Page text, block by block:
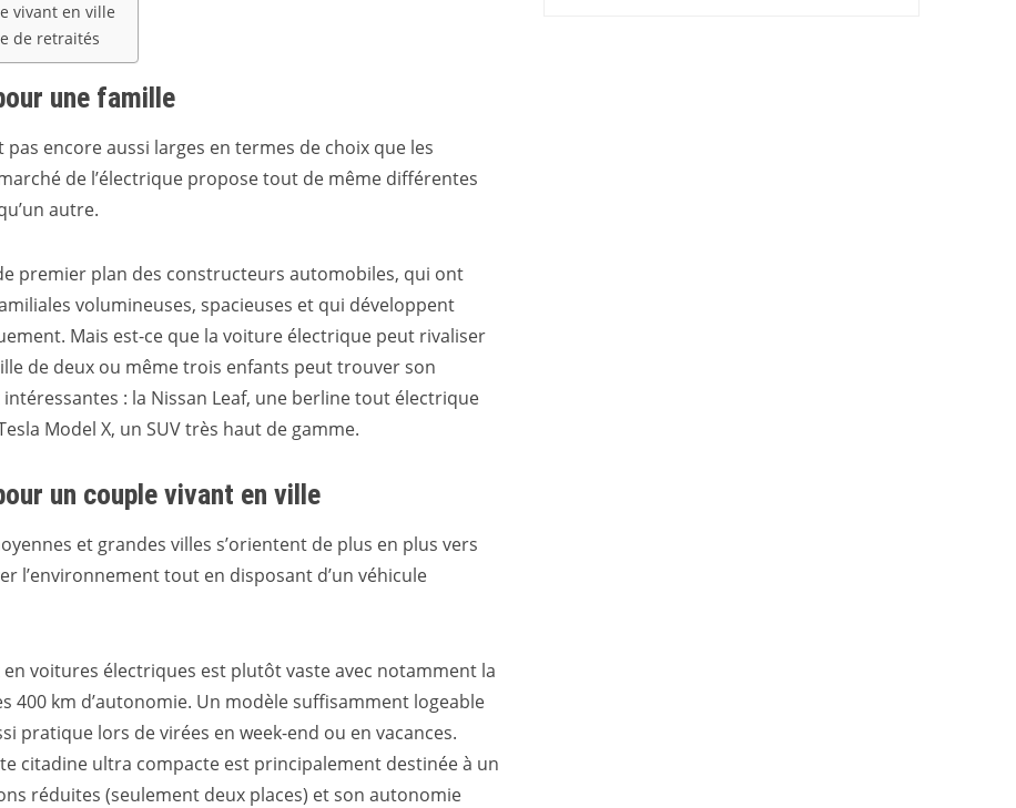
vivant en ville
de retraités
une famille
encore aussi larges en termes de choix que les
de l’électrique propose tout de même différentes
autre.
premier plan des constructeurs automobiles, qui ont
volumineuses, spacieuses et qui développent
Mais est-ce que la voiture électrique peut rivaliser
de deux ou même trois enfants peut trouver son
: la Nissan Leaf, une berline tout électrique
Model X, un SUV très haut de gamme.
un couple vivant en ville
et grandes villes s’orientent de plus en plus vers
l’environnement tout en disposant d’un véhicule
voitures électriques est plutôt vaste avec notamment la
400 km d’autonomie. Un modèle suffisamment logeable
pratique lors de virées en week-end ou en vacances.
citadine ultra compacte est principalement destinée à un
réduites (seulement deux places) et son autonomie